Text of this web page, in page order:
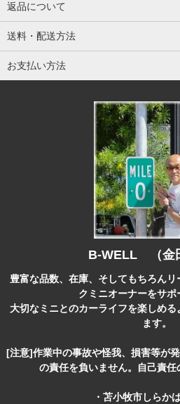
返品について
送料・配送方法
お支払い方法
B-WELL （金
豊富な品数、在庫、そしてもちろん
クミニオーナーをサポ
大切なミニとのカーライフを楽しめ
ます。
[注意]作業中の事故や怪我、損害等が
の責任を負いません。自己責任
・苫小牧市しらか